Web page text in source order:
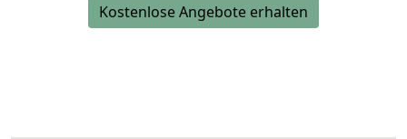
Kostenlose Angebote erhalten